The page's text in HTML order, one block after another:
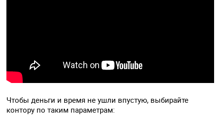
Чтобы деньги и время не ушли впустую, выбирайте
контору по таким параметрам: